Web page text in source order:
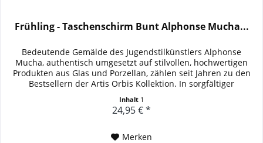
Frühling - Taschenschirm Bunt Alphonse Mucha...
Bedeutende Gemälde des Jugendstilkünstlers Alphonse
Mucha, authentisch umgesetzt auf stilvollen, hochwertigen
Produkten aus Glas und Porzellan, zählen seit Jahren zu den
Bestsellern der Artis Orbis Kollektion. In sorgfältiger
Inhalt 1
24,95 € *
Merken